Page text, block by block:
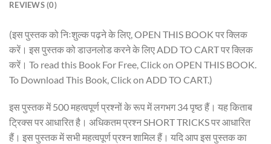
REVIEWS (0)
(इस पुस्तक को निःशुल्क पढ़ने के लिए, OPEN THIS BOOK पर क्लिक
करें। इस पुस्तक को डाउनलोड करने के लिए ADD TO CART पर क्लिक
करें। To read this Book For Free, Click on OPEN THIS BOOK.
To Download This Book, Click on ADD TO CART.)
इस पुस्तक में 500 महत्वपूर्ण प्रश्नों के रूप में लगभग 34 पृष्ठ हैं। यह किताब
ट्रिक्स पर आधारित है। अधिकतम प्रश्न SHORT TRICKS पर आधारित
हैं। इस पुस्तक में सभी महत्वपूर्ण प्रश्न शामिल हैं। यदि आप इस पुस्तक का